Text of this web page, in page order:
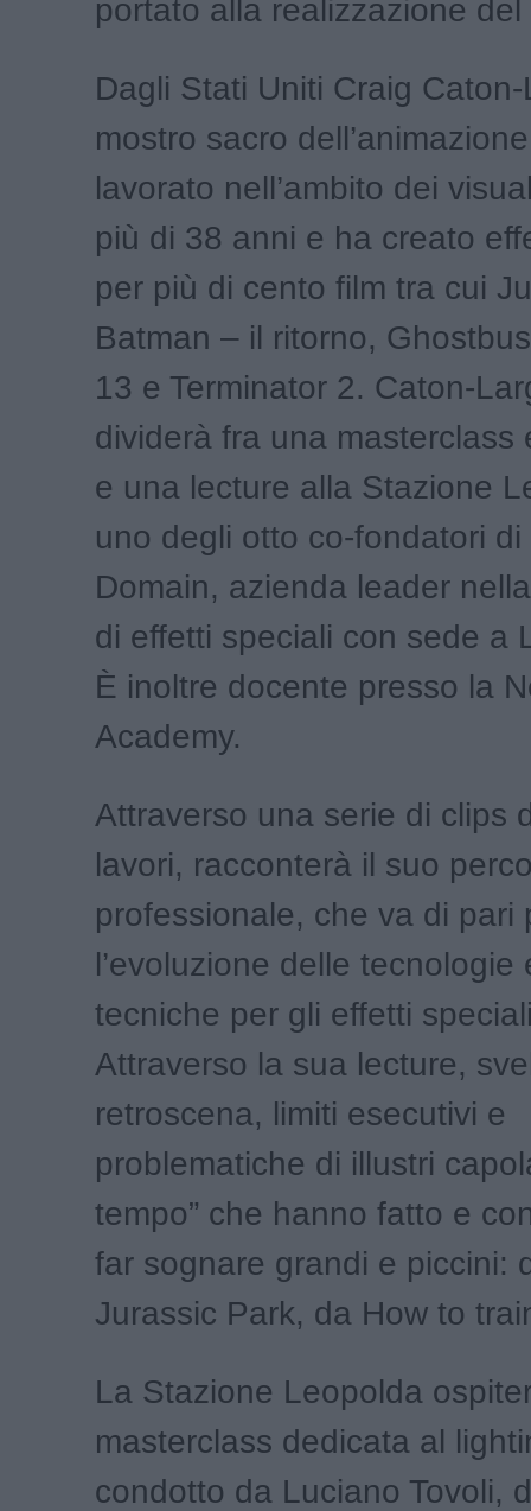
portato alla realizzazione
Dagli Stati Uniti Craig
mostro sacro
lavorato nell’ambito dei
più di 38 anni e ha creato
per più di cento film tra cui
Batman – il ritorno,
13 e Terminator 2. Caton-
dividerà fra una masterclass
e una lecture alla Stazione
uno degli otto co-fondatori di
Domain, azienda leader
di effetti speciali con sede a
È inoltre docente presso la
Academy.
Attraverso una serie di clips
lavori, racconterà il suo
professionale, che va di pari
l’evoluzione delle tecnologie
tecniche per gli effetti
Attraverso la sua lecture,
retroscena, limiti esecutivi e
problematiche di illustri
tempo” che hanno fatto e
far sognare grandi e piccini:
Jurassic Park, da How to
La Stazione Leopolda
masterclass dedicata al
condotto da Luciano Tovoli,